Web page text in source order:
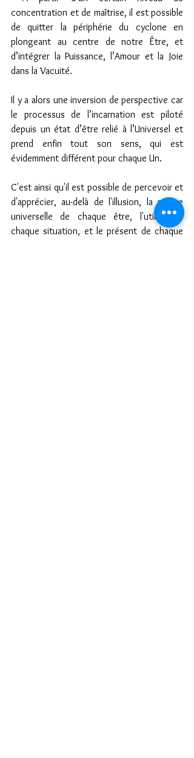
concentration et de maîtrise, il est possible
de quitter la périphérie du cyclone en
plongeant au centre de notre Être, et
d’intégrer la Puissance, l’Amour et la Joie
dans la Vacuité.
Il y a alors une inversion de perspective car
le processus de l’incarnation est piloté
depuis un état d’être relié à l’Universel et
prend enfin tout son sens, qui est
évidemment différent pour chaque Un.
C'est ainsi qu'il est possible de percevoir et
d'apprécier, au-delà de l'illusion, la nature
universelle de chaque être, l'utilité de
chaque situation, et le présent de chaque